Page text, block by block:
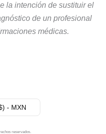
la intención de sustituir el
de un profesional
médicas.
- MXN
reservados.